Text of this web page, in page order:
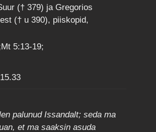
(† 379) ja Gregorios
(† u 390), piiskopid,
5:13-19;
15.33
palunud Issandalt; seda ma
et ma saaksin asuda